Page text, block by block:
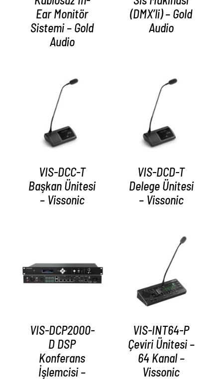
Ear Monitör
Sistemi – Gold
Audio
(DMX’li) – Gold
Audio
AYRINTILAR
VIS-DCC-T
Başkan Ünitesi
– Vissonic
AYRINTILAR
VIS-DCD-T
Delege Ünitesi
– Vissonic
AYRINTILAR
VIS-DCP2000-
D DSP
Konferans
İşlemcisi –
AYRINTILAR
VIS-INT64-P
Çeviri Ünitesi –
64 Kanal –
Vissonic